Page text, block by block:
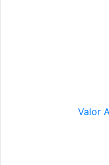
Valor